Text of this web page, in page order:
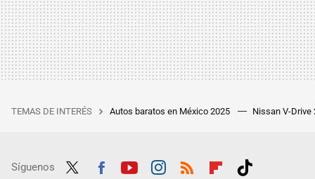
TEMAS DE INTERÉS Autos baratos en México 2025 Nissan V-Drive
Síguenos